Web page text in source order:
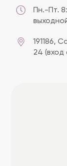
Пн.-Пт.
191186,
24